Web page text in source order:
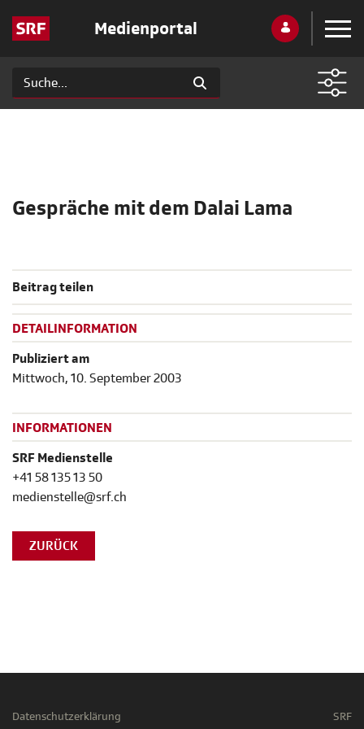
Medienportal
Gespräche mit dem Dalai Lama
Beitrag teilen
DETAILINFORMATION
Publiziert am
Mittwoch, 10. September 2003
INFORMATIONEN
SRF Medienstelle
+41 58 135 13 50
medienstelle@srf.ch
ZURÜCK
Datenschutzerklärung SRF